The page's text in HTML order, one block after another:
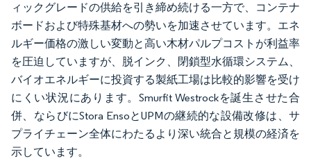
ィックグレードの供給を引き締め続ける一方で、コンテナ
ボードおよび特殊基材への勢いを加速させています。エネ
ルギー価格の激しい変動と高い木材パルプコストが利益率
を圧迫していますが、脱インク、閉鎖型水循環システム、
バイオエネルギーに投資する製紙工場は比較的影響を受け
にくい状況にあります。Smurfit Westrockを誕生させた合
併、ならびにStora EnsoとUPMの継続的な設備改修は、サ
プライチェーン全体にわたるより深い統合と規模の経済を
示しています。